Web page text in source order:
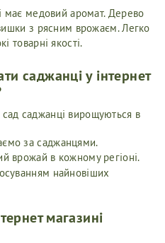
має медовий аромат. Дерево
з рясним врожаєм. Легко
товарні якості.
саджанці у інтернет
саджанці вирощуються в
за саджанцями.
врожай в кожному регіоні.
найновіших
магазині